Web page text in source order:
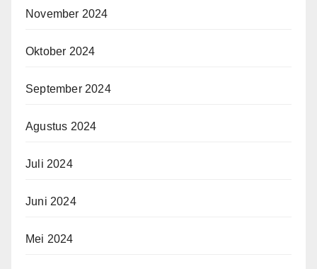
November 2024
Oktober 2024
September 2024
Agustus 2024
Juli 2024
Juni 2024
Mei 2024